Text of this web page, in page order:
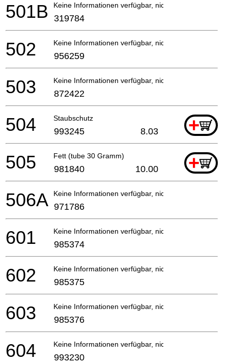
Keine Informationen verfügbar, nicht bestellbar
501B 319784
Keine Informationen verfügbar, nicht bestellbar
502 956259
Keine Informationen verfügbar, nicht bestellbar
503 872422
Staubschutz +
504 993245 8.03
Fett (tube 30 Gramm) +
505 981840 10.00
Keine Informationen verfügbar, nicht bestellbar
506A 971786
Keine Informationen verfügbar, nicht bestellbar
601 985374
Keine Informationen verfügbar, nicht bestellbar
602 985375
Keine Informationen verfügbar, nicht bestellbar
603 985376
Keine Informationen verfügbar, nicht bestellbar
604 993230